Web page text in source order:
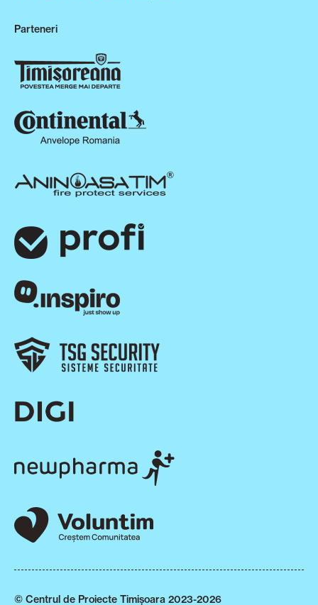
Parteneri
© Centrul de Proiecte Timișoara 2023-2026